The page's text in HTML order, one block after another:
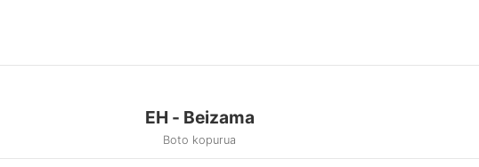
EH - Beizama
Boto kopurua